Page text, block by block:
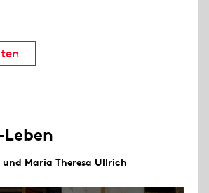
Maria Theresa Ullrich